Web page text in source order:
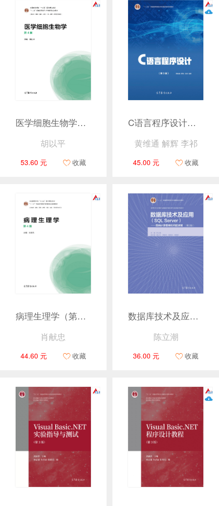
医学细胞生物学（第4版）
胡以平
53.60 元 收藏
C语言程序设计（第3版）
黄维通 解辉 李祁
45.00 元 收藏
病理生理学（第4版）
肖献忠
44.60 元 收藏
数据库技术及应用（SQL Server）——面向计算思维和问题求解（第2版）
陈立潮
36.00 元 收藏